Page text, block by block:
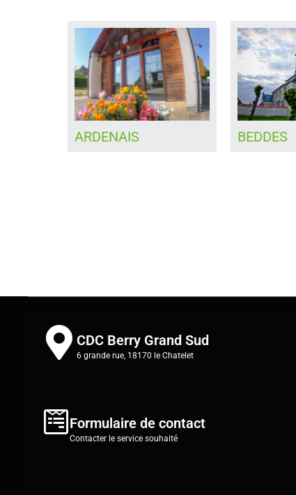
BEDDES
CDC Berry Grand Sud
6 grande rue, 18170 le Chatelet
Formulaire de contact
Contacter le service souhaité